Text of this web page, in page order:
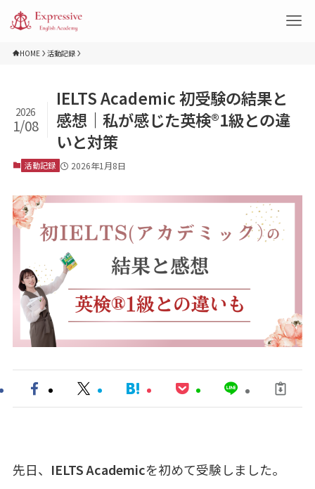
HOME 活動記録
IELTS Academic 初受験の結果と
感想｜私が感じた英検®︎1級との違
いと対策
2026
1/08
活動記録 2026年1月8日
先日、 IELTS Academicを初めて受験しました。